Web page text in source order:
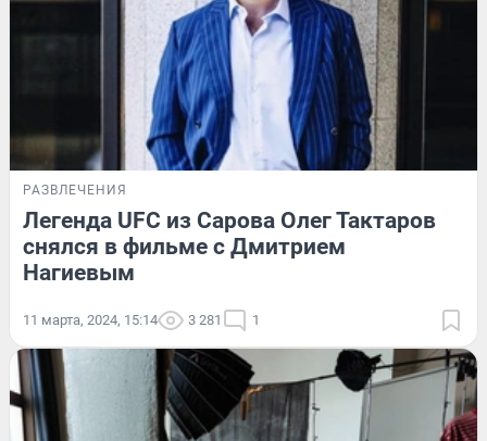
РАЗВЛЕЧЕНИЯ
Легенда UFC из Сарова Олег Тактаров
снялся в фильме с Дмитрием
Нагиевым
11 марта, 2024, 15:14 3 281 1